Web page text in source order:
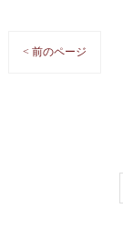
< 前のページ